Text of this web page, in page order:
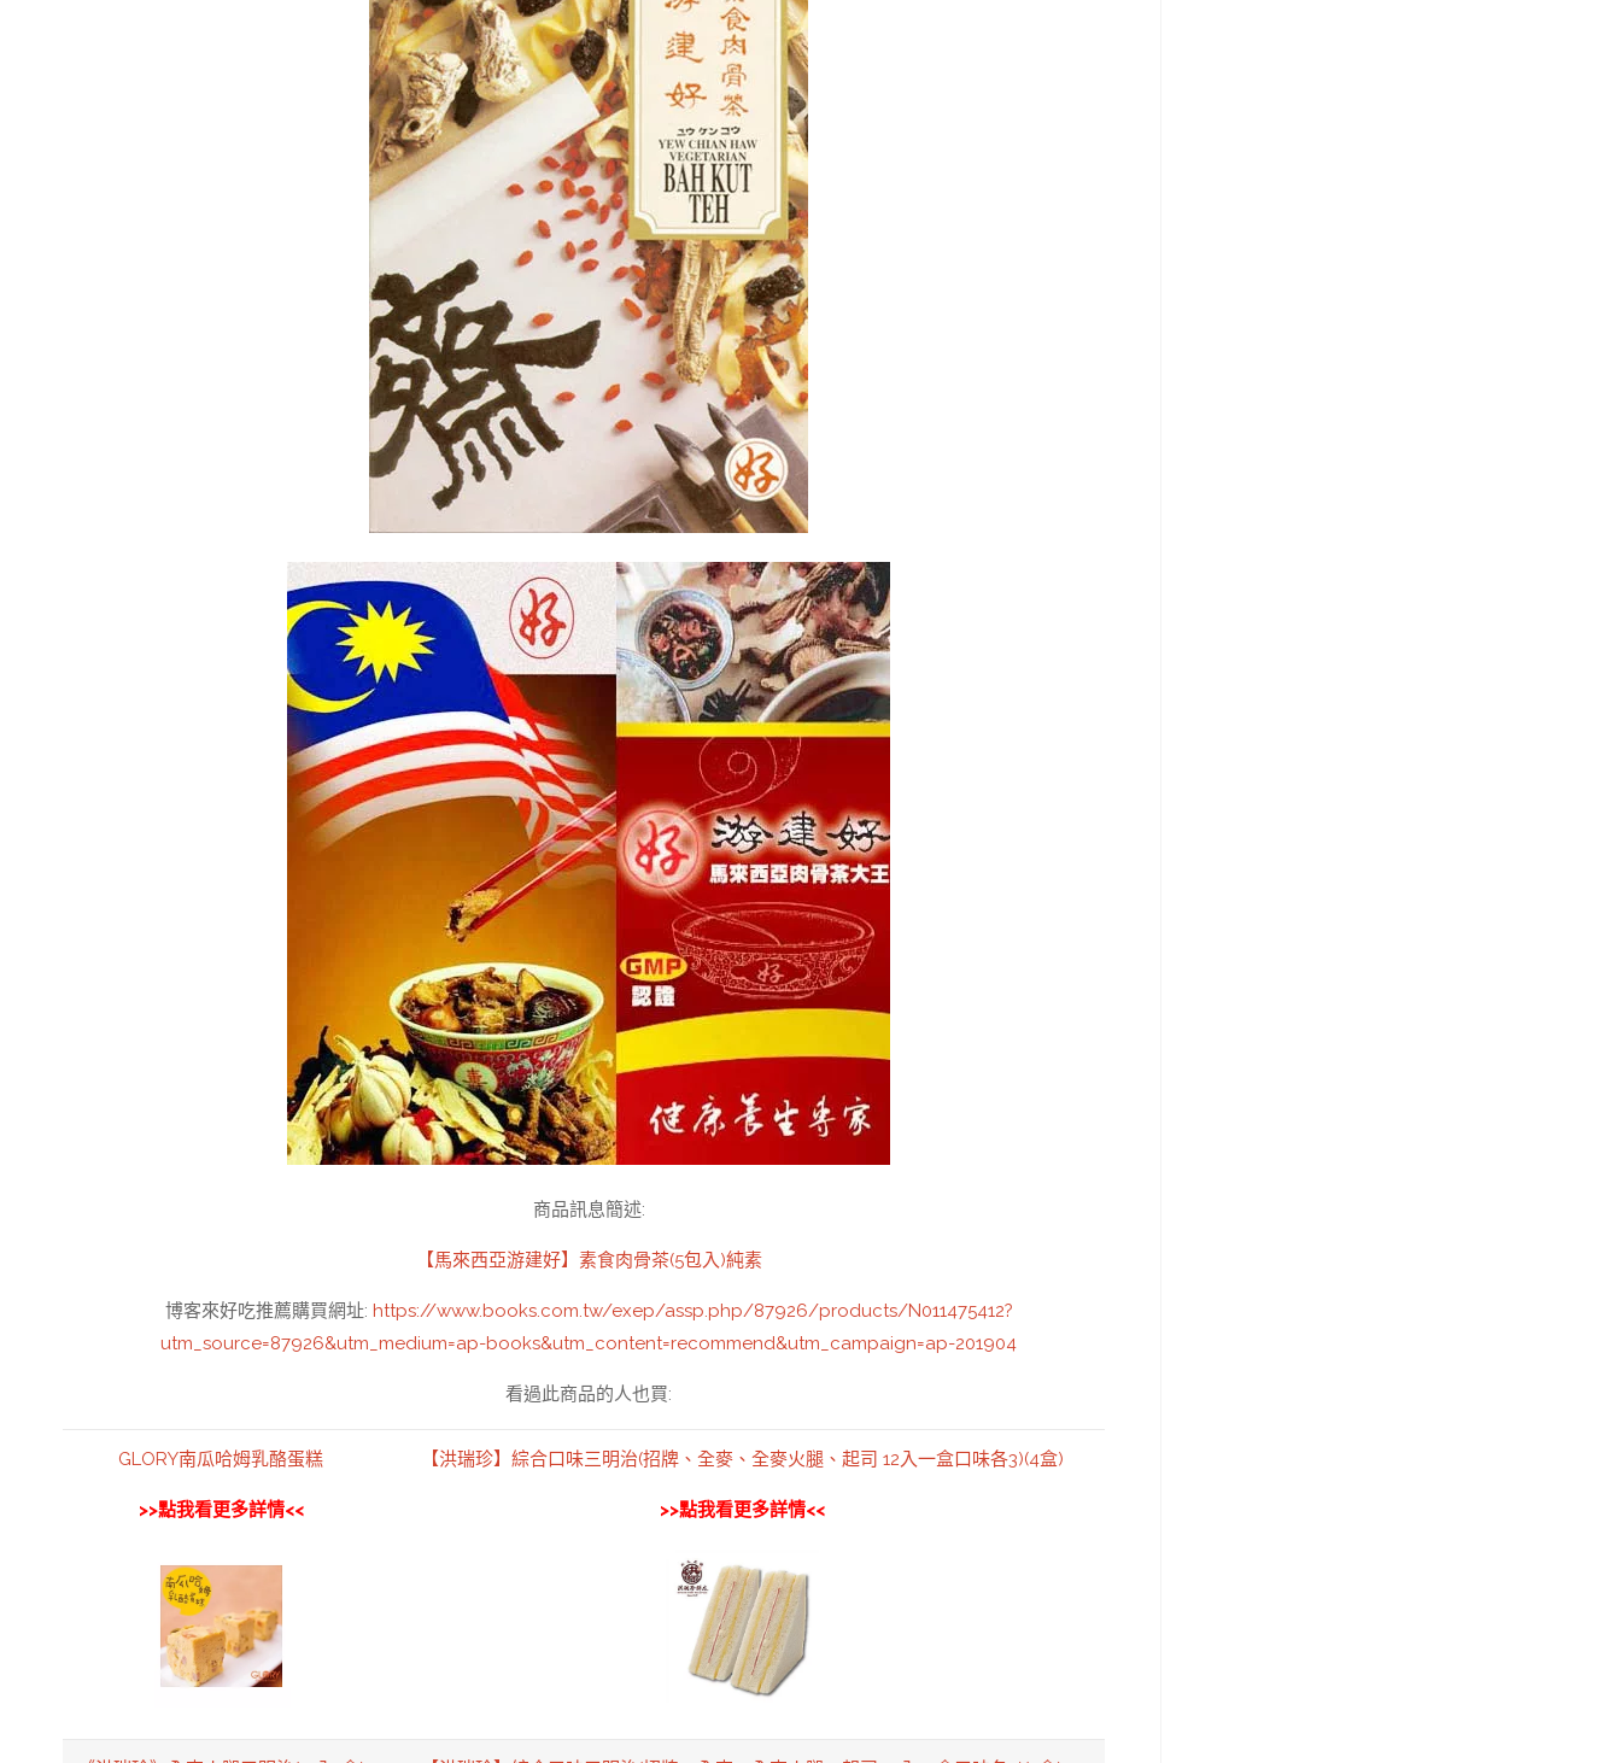
商品訊息簡述:
【馬來西亞游建好】素食肉骨茶(5包入)純素
博客來好吃推薦購買網址: https://www.books.com.tw/exep/assp.php/87926/products/N011475412?
utm_source=87926&utm_medium=ap-books&utm_content=recommend&utm_campaign=ap-201904
看過此商品的人也買:
GLORY南瓜哈姆乳酪蛋糕
>>點我看更多詳情<<
【洪瑞珍】綜合口味三明治(招牌、全麥、全麥火腿、起司 12入一盒口味各3)(4盒)
>>點我看更多詳情<<